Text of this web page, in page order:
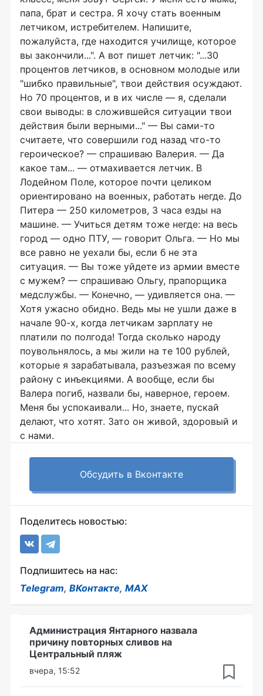
папа, брат и сестра. Я хочу стать военным
летчиком, истребителем. Напишите,
пожалуйста, где находится училище, которое
вы закончили...". А вот пишет летчик: "...30
процентов летчиков, в основном молодые или
"шибко правильные", твои действия осуждают.
Но 70 процентов, и в их числе — я, сделали
свои выводы: в сложившейся ситуации твои
действия были верными..." — Вы сами-то
считаете, что совершили год назад что-то
героическое? — спрашиваю Валерия. — Да
какое там... — отмахивается летчик. В
Лодейном Поле, которое почти целиком
ориентировано на военных, работать негде. До
Питера — 250 километров, 3 часа езды на
машине. — Учиться детям тоже негде: на весь
город — одно ПТУ, — говорит Ольга. — Но мы
все равно не уехали бы, если б не эта
ситуация. — Вы тоже уйдете из армии вместе
с мужем? — спрашиваю Ольгу, прапорщика
медслужбы. — Конечно, — удивляется она. —
Хотя ужасно обидно. Ведь мы не ушли даже в
начале 90-х, когда летчикам зарплату не
платили по полгода! Тогда сколько народу
поувольнялось, а мы жили на те 100 рублей,
которые я зарабатывала, разъезжая по всему
району с инъекциями. А вообще, если бы
Валера погиб, назвали бы, наверное, героем.
Меня бы успокаивали... Но, знаете, пускай
делают, что хотят. Зато он живой, здоровый и
с нами.
Обсудить в Вконтакте
Поделитесь новостью:
Подпишитесь на нас:
Telegram, ВКонтакте, MAX
Администрация Янтарного назвала
причину повторных сливов на
Центральный пляж
вчера, 15:52